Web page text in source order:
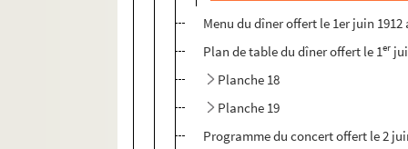
Menu du dîner offert le 1er juin
Plan de table du dîner offert le 1er
Planche 18
Planche 19
Programme du concert offert le 2